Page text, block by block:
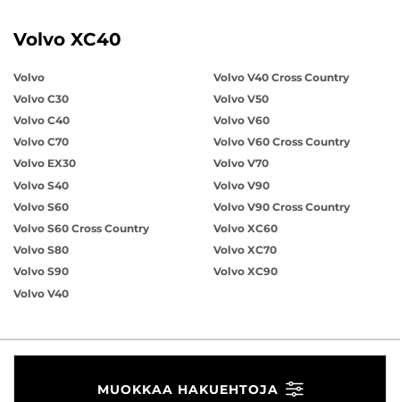
Volvo XC40
Volvo
Volvo C30
Volvo C40
Volvo C70
Volvo EX30
Volvo S40
Volvo S60
Volvo S60 Cross Country
Volvo S80
Volvo S90
Volvo V40
Volvo V40 Cross Country
Volvo V50
Volvo V60
Volvo V60 Cross Country
Volvo V70
Volvo V90
Volvo V90 Cross Country
Volvo XC60
Volvo XC70
Volvo XC90
MUOKKAA HAKUEHTOJA